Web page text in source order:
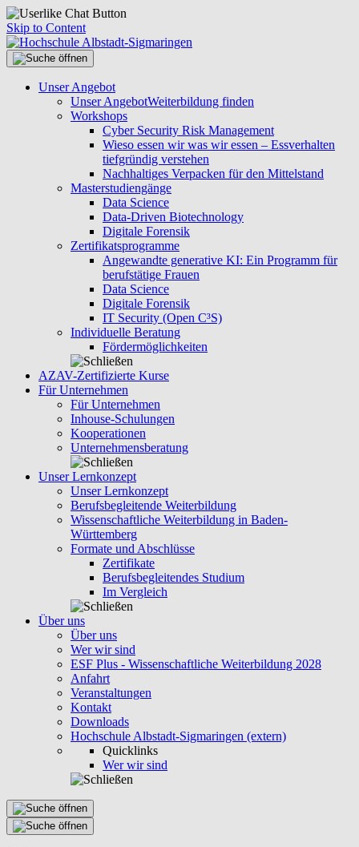
Skip to Content
Unser Angebot
Unser AngebotWeiterbildung finden
Workshops
Cyber Security Risk Management
Wieso essen wir was wir essen – Essverhalten
tiefgründig verstehen
Nachhaltiges Verpacken für den Mittelstand
Masterstudiengänge
Data Science
Data-Driven Biotechnology
Digitale Forensik
Zertifikatsprogramme
Angewandte generative KI: Ein Programm für
berufstätige Frauen
Data Science
Digitale Forensik
IT Security (Open C³S)
Individuelle Beratung
Fördermöglichkeiten
AZAV-Zertifizierte Kurse
Für Unternehmen
Für Unternehmen
Inhouse-Schulungen
Kooperationen
Unternehmensberatung
Unser Lernkonzept
Unser Lernkonzept
Berufsbegleitende Weiterbildung
Wissenschaftliche Weiterbildung in Baden-
Württemberg
Formate und Abschlüsse
Zertifikate
Berufsbegleitendes Studium
Im Vergleich
Über uns
Über uns
Wer wir sind
ESF Plus - Wissenschaftliche Weiterbildung 2028
Anfahrt
Veranstaltungen
Kontakt
Downloads
Hochschule Albstadt-Sigmaringen (extern)
Quicklinks
Wer wir sind